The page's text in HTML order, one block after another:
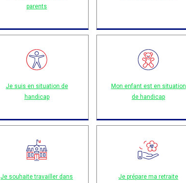
parents
Je suis en situation de
handicap
Mon enfant est en situation
de handicap
Je souhaite travailler dans
Je prépare ma retraite